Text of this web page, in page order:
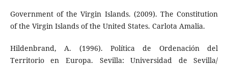
Government of the Virgin Islands. (2009). The Constitution
of the Virgin Islands of the United States. Carlota Amalia.
Hildenbrand, A. (1996). Política de Ordenación del
Territorio en Europa. Sevilla: Universidad de Sevilla/